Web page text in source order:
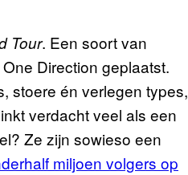
Tour. Een soort van
Direction geplaatst.
stoere én verlegen types,
verdacht veel als een
Ze zijn sowieso een
miljoen volgers op